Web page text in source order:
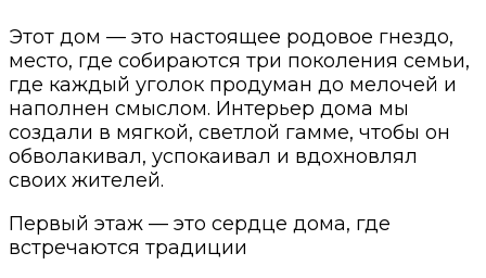
Этот дом — это настоящее родовое гнездо,
место, где собираются три поколения семьи,
где каждый уголок продуман до мелочей и
наполнен смыслом. Интерьер дома мы
создали в мягкой, светлой гамме, чтобы он
обволакивал, успокаивал и вдохновлял
своих жителей.
Первый этаж — это сердце дома, где
встречаются традиции